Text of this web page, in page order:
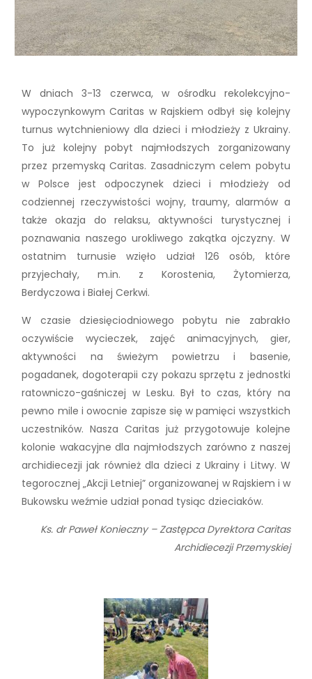
W dniach 3-13 czerwca, w ośrodku rekolekcyjno-
wypoczynkowym Caritas w Rajskiem odbył się kolejny
turnus wytchnieniowy dla dzieci i młodzieży z Ukrainy.
To już kolejny pobyt najmłodszych zorganizowany
przez przemyską Caritas. Zasadniczym celem pobytu
w Polsce jest odpoczynek dzieci i młodzieży od
codziennej rzeczywistości wojny, traumy, alarmów a
także okazja do relaksu, aktywności turystycznej i
poznawania naszego urokliwego zakątka ojczyzny. W
ostatnim turnusie wzięło udział 126 osób, które
przyjechały, m.in. z Korostenia, Żytomierza,
Berdyczowa i Białej Cerkwi.
W czasie dziesięciodniowego pobytu nie zabrakło
oczywiście wycieczek, zajęć animacyjnych, gier,
aktywności na świeżym powietrzu i basenie,
pogadanek, dogoterapii czy pokazu sprzętu z jednostki
ratowniczo-gaśniczej w Lesku. Był to czas, który na
pewno mile i owocnie zapisze się w pamięci wszystkich
uczestników. Nasza Caritas już przygotowuje kolejne
kolonie wakacyjne dla najmłodszych zarówno z naszej
archidiecezji jak również dla dzieci z Ukrainy i Litwy. W
tegorocznej „Akcji Letniej” organizowanej w Rajskiem i w
Bukowsku weźmie udział ponad tysiąc dzieciaków.
Ks. dr Paweł Konieczny – Zastępca Dyrektora Caritas
Archidiecezji Przemyskiej